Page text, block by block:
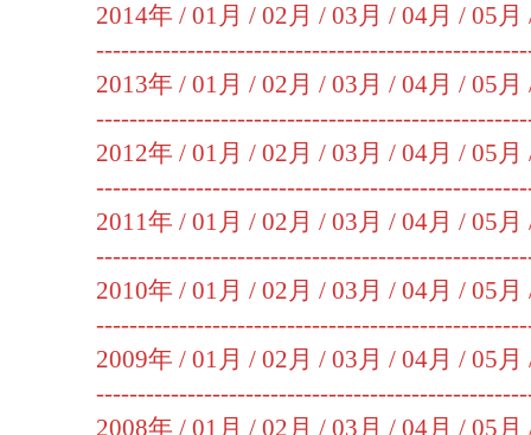
2014年 / 01月 / 02月 / 03月 / 04月 / 05月
2013年 / 01月 / 02月 / 03月 / 04月 / 05月
2012年 / 01月 / 02月 / 03月 / 04月 / 05月
2011年 / 01月 / 02月 / 03月 / 04月 / 05月
2010年 / 01月 / 02月 / 03月 / 04月 / 05月
2009年 / 01月 / 02月 / 03月 / 04月 / 05月
2008年 / 01月 / 02月 / 03月 / 04月 / 05月